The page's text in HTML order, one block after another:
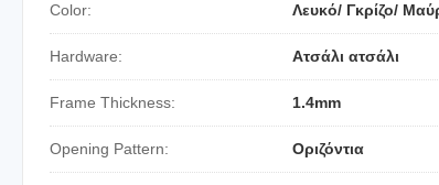
Color: Λευκό/ Γκρίζο/
Hardware: Ατσάλι ατσάλι
Frame Thickness: 1.4mm
Opening Pattern: Οριζόντια